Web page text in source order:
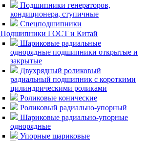
Подшипники генераторов,
кондиционера, ступичные
Спецподшипники
Подшипники ГОСТ и Китай
Шариковые радиальные
однорядные подшипники открытые и
закрытые
Двухрядный роликовый
радиальный подшипник с короткими
цилиндрическими роликами
Роликовые конические
Роликовый радиально-упорный
Шариковые радиально-упорные
однорядные
Упорные шариковые